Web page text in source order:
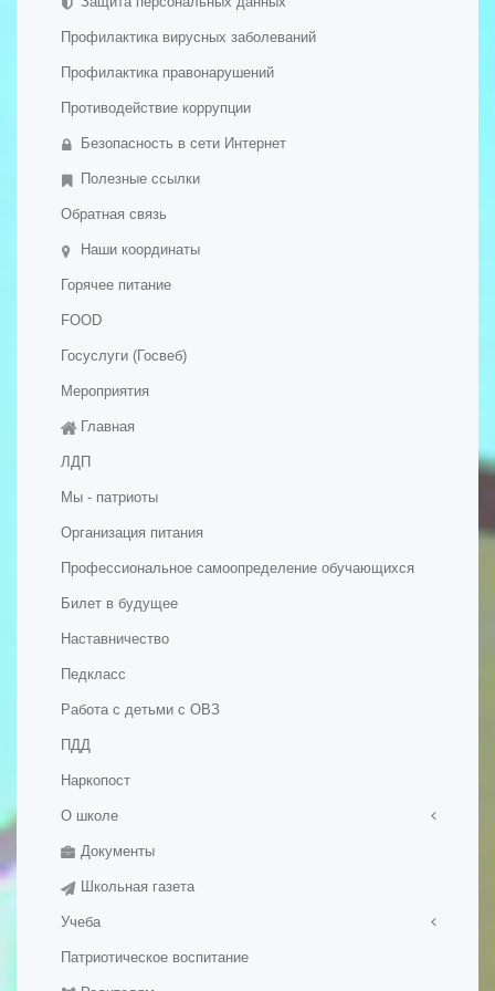
обучающихся
- Международное сотрудничество
- Организация питания в образовательной организации
- Дополнительное образование детей и взрослых
Профилактика вирусных заболеваний
Профилактика правонарушений
Противодействие коррупции
Безопасность в сети Интернет
Полезные ссылки
Обратная связь
Наши координаты
Горячее питание
FOOD
Госуслуги (Госвеб)
Мероприятия
Главная
ЛДП
Мы - патриоты
Организация питания
Профессиональное самоопределение обучающихся
Билет в будущее
Наставничество
Педкласс
Работа с детьми с ОВЗ
ПДД
Наркопост
О школе
Правила приема в школу
История школы
Документы
Школьная газета
Учеба
Медалисты
Патриотическое воспитание